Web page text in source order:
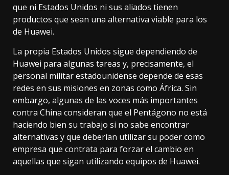
que ni Estados Unidos ni sus aliados tienen
productos que sean una alternativa viable para los
de Huawei.
La propia Estados Unidos sigue dependiendo de
Huawei para algunas tareas y, precisamente, el
personal militar estadounidense depende de esas
redes en sus misiones en zonas como África. Sin
embargo, algunas de las voces más importantes
contra China consideran que el Pentágono no está
haciendo bien su trabajo si no sabe encontrar
alternativas y que deberían utilizar su poder como
empresa que contrata para forzar el cambio en
aquellas que sigan utilizando equipos de Huawei.